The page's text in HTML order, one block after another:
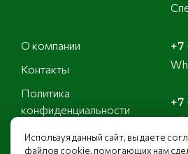
О компании
Контакты
Политика
конфиденциальности
+7
+7
Используя данный сайт, вы даете
файлов cookie, помогающих нам